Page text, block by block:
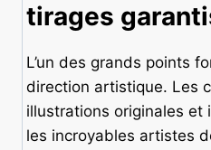
tirages
L’un des grands points
direction artistique. Les
illustrations originales et
les incroyables artistes